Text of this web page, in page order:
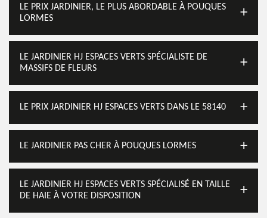
LE PRIX JARDINIER, LE PLUS ABORDABLE À POUQUES
LORMES
LE JARDINIER HJ ESPACES VERTS SPÉCIALISTE DE
MASSIFS DE FLEURS
LE PRIX JARDINIER HJ ESPACES VERTS DANS LE 58140
LE JARDINIER PAS CHER À POUQUES LORMES
LE JARDINIER HJ ESPACES VERTS SPÉCIALISÉ EN TAILLE
DE HAIE À VOTRE DISPOSITION